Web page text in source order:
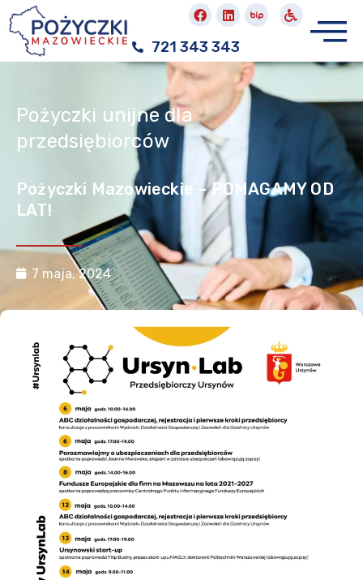
721 343 343
Pożyczki unijne dla
przedsiębiorców
Pożyczki Mazowieckie – POMAGAMY OD
LAT!
7 maja, 2024